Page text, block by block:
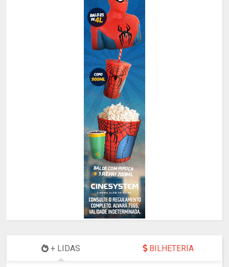
+ LIDAS BILHETERIA